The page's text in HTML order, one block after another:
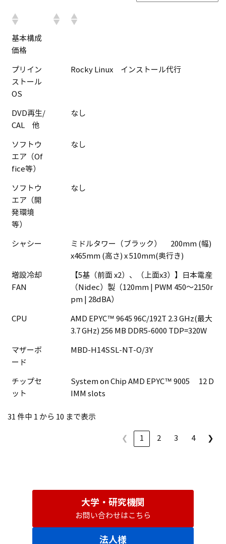
基本構成
価格
プリイン
ストール
OS
Rocky Linux インストール代行
DVD再生/
CAL 他
なし
ソフトウ
エア（Of
fice等）
なし
ソフトウ
エア（開
発環境
等）
なし
シャシー
ミドルタワー（ブラック） 200mm (幅)
x465mm (高さ) x 510mm(奥行き)
増設冷却
FAN
【5基（前面 x2）、（上面x3）】日本電産
（Nidec）製（120mm | PWM 450～2150r
pm | 28dBA）
CPU
AMD EPYC™ 9645 96C/192T 2.3 GHz(最大
3.7 GHz) 256 MB DDR5-6000 TDP=320W
マザーボ
ード
MBD-H14SSL-NT-O/3Y
チップセ
ット
System on Chip AMD EPYC™ 9005 12 D
IMM slots
31 件中 1 から 10 まで表示
❮ 1 2 3 4 ❯
大学・研究機関
お問い合わせはこちら
法人様